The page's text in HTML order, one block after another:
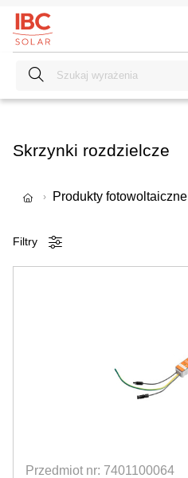
Skrzynki rozdzielcze
Produkty fotowoltaiczne
Filtry
Przedmiot nr: 7401100064